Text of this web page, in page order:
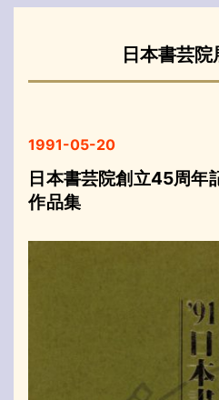
日本書芸
1991-05-20
日本書芸院創立45周年
作品集